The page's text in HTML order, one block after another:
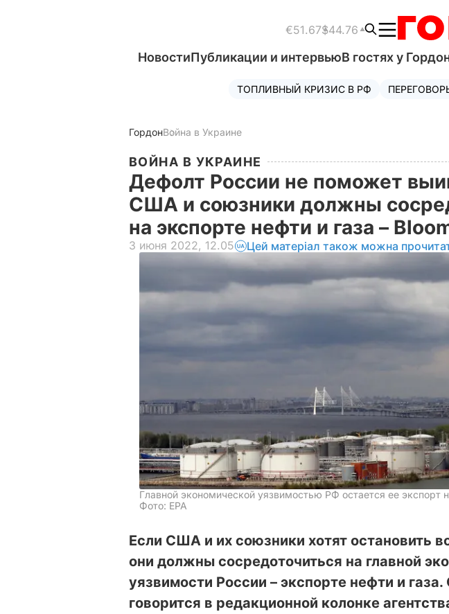
€51.67$44.76
НовостиПубликации и интервьюВ гостях у
ТОПЛИВНЫЙ КРИЗИС В РФ
ГордонВойна в Украине
ВОЙНА В УКРАИНЕ
Дефолт России не поможет
США и союзники должны
на экспорте нефти и газа –
3 июня 2022, 12.05 Цей матеріал також можна
Главной экономической уязвимостью РФ остается ее экспорт
Фото: EPA
Если США и их союзники хотят остановить
они должны сосредоточиться на главной
уязвимости России – экспорте нефти и
говорится в редакционной колонке